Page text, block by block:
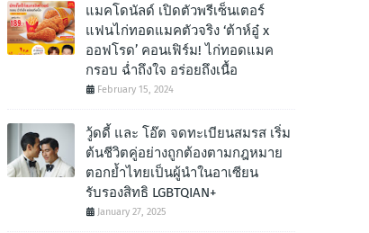
แมคโดนัลด์ เปิดตัวพรีเซ็นเตอร์
แฟนไก่ทอดแมคตัวจริง ‘ต้าห์อู๋ x
ออฟโรด’ คอนเฟิร์ม! ไก่ทอดแมค
กรอบ ฉํ่าถึงใจ อร่อยถึงเนื้อ
February 15, 2024
วู้ดดี้ และ โอ๊ต จดทะเบียนสมรส เริ่ม
ต้นชีวิตคู่อย่างถูกต้องตามกฎหมาย
ตอกย้ำไทยเป็นผู้นำในอาเซียน
รับรองสิทธิ LGBTQIAN+
January 27, 2025